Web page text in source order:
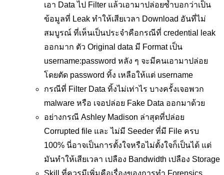
เอา Data ไป Filter แล้วเอามาปล่อยซ้ำบอกว่าเป็น
ข้อมูลที่ Leak ทำให้เสียเวลา Download อันที่ไม่
สมบูรณ์ ที่เห็นเป็นประจำคือกรณีที่ credential leak
ออกมาก ตัว Original data มี Format เป็น
username:password หลัง ๆ จะมีคนเอามาปล่อย
โดยตัด password ทิ้ง เหลือให้แต่ username
กรณีที่ Filter Data ทิ้งไม่เท่าไร บางครั้งเจอพวก
malware หรือ เจอปล่อย Fake Data ออกมาด้วย
อย่างกรณี Ashley Madison ล่าสุดที่ปล่อย
Corrupted file และ ไม่มี Seeder ที่มี File ครบ
100% นี่อาจเป็นการตั้งใจหรือไม่ตั้งใจก็เป็นได้ แต่
มันทำให้เสียเวลา เปลือง Bandwidth เปลือง Storage